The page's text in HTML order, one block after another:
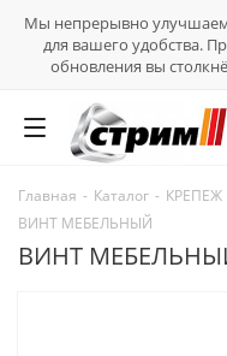
Мы непрерывно
для вашего удобства.
обновления вы
Главная - Каталог - КРЕПЕЖ
ВИНТ МЕБЕЛЬНЫЙ
ВИНТ